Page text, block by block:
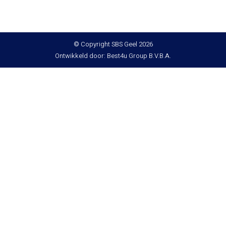
© Copyright SBS Geel 2026
Ontwikkeld door: Best4u Group B.V.B.A.